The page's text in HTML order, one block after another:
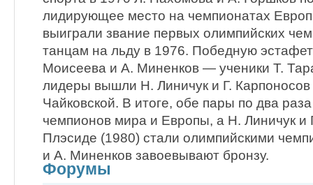
лидирующее место на чемпионатах
выиграли звание первых олимпийских
танцам на льду в 1976. Победную
Моисеева и А. Миненков — ученики Т.
лидеры вышли Н. Линичук и Г.
Чайковской. В итоге, обе пары по два
чемпионов мира и Европы, а Н. Линичук и
Плэсиде (1980) стали олимпийскими
и А. Миненков завоевывают бронзу.
Форумы